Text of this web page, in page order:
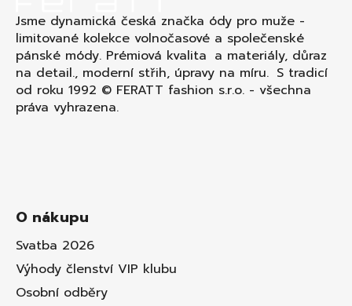
Jsme dynamická česká značka ódy pro muže -
limitované kolekce volnočasové a společenské
pánské módy. Prémiová kvalita a materiály, důraz
na detail., moderní střih, úpravy na míru. S tradicí
od roku 1992 © FERATT fashion s.r.o. - všechna
práva vyhrazena.
O nákupu
Svatba 2026
Výhody členství VIP klubu
Osobní odběry